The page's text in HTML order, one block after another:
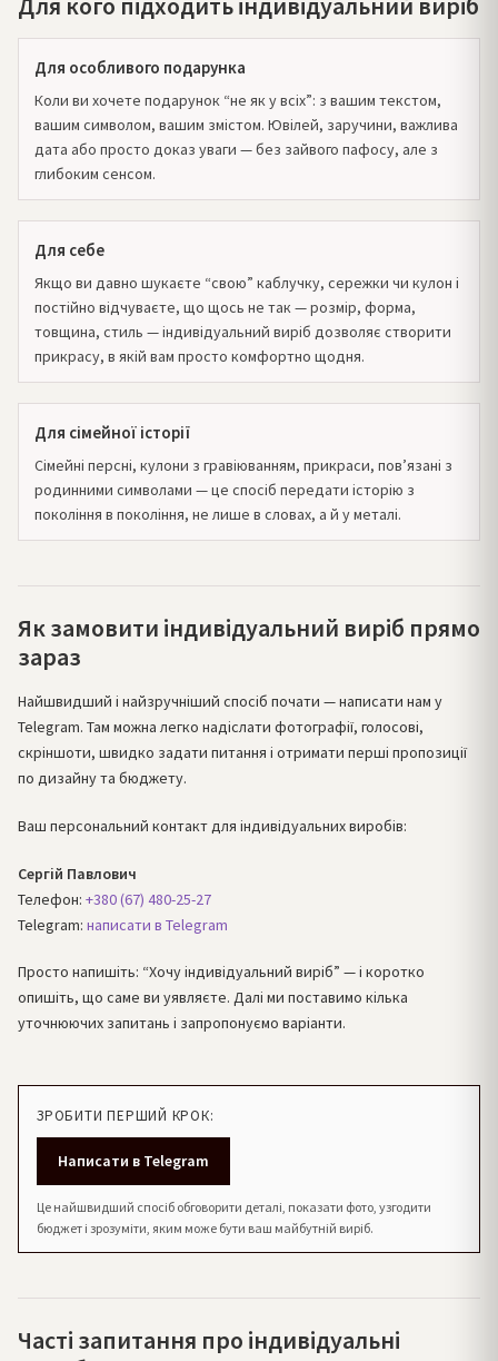
Для особливого подарунка
Коли ви хочете подарунок “не як у всіх”: з вашим текстом,
вашим символом, вашим змістом. Ювілей, заручини, важлива
дата або просто доказ уваги — без зайвого пафосу, але з
глибоким сенсом.
Для себе
Якщо ви давно шукаєте “свою” каблучку, сережки чи кулон і
постійно відчуваєте, що щось не так — розмір, форма,
товщина, стиль — індивідуальний виріб дозволяє створити
прикрасу, в якій вам просто комфортно щодня.
Для сімейної історії
Сімейні персні, кулони з гравіюванням, прикраси, пов’язані з
родинними символами — це спосіб передати історію з
покоління в покоління, не лише в словах, а й у металі.
Як замовити індивідуальний виріб прямо
зараз
Найшвидший і найзручніший спосіб почати — написати нам у
Telegram. Там можна легко надіслати фотографії, голосові,
скріншоти, швидко задати питання і отримати перші пропозиції
по дизайну та бюджету.
Ваш персональний контакт для індивідуальних виробів:
Сергій Павлович
Телефон: +380 (67) 480-25-27
Telegram: написати в Telegram
Просто напишіть: “Хочу індивідуальний виріб” — і коротко
опишіть, що саме ви уявляєте. Далі ми поставимо кілька
уточнюючих запитань і запропонуємо варіанти.
ЗРОБИТИ ПЕРШИЙ КРОК:
Написати в Telegram
Це найшвидший спосіб обговорити деталі, показати фото, узгодити
бюджет і зрозуміти, яким може бути ваш майбутній виріб.
Часті запитання про індивідуальні